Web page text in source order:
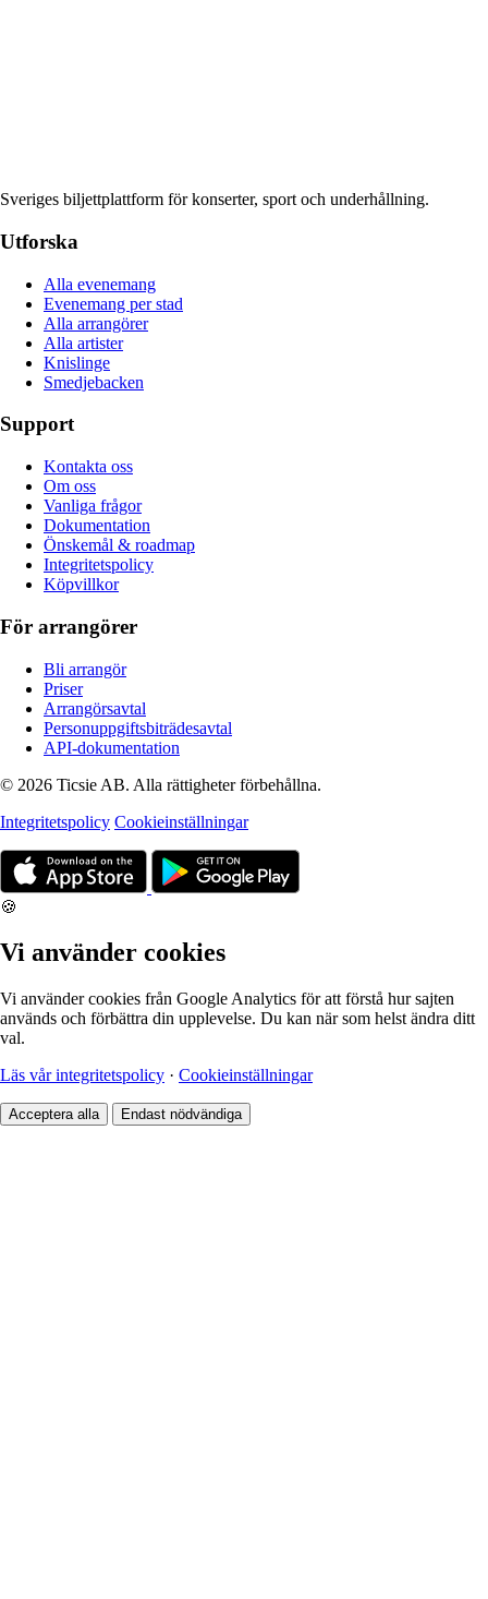
Sveriges biljettplattform för konserter, sport och underhållning.
Utforska
Alla evenemang
Evenemang per stad
Alla arrangörer
Alla artister
Knislinge
Smedjebacken
Support
Kontakta oss
Om oss
Vanliga frågor
Dokumentation
Önskemål & roadmap
Integritetspolicy
Köpvillkor
För arrangörer
Bli arrangör
Priser
Arrangörsavtal
Personuppgiftsbiträdesavtal
API-dokumentation
© 2026 Ticsie AB. Alla rättigheter förbehållna.
Integritetspolicy Cookieinställningar
🍪
Vi använder cookies
Vi använder cookies från Google Analytics för att förstå hur sajten
används och förbättra din upplevelse. Du kan när som helst ändra ditt
val.
Läs vår integritetspolicy · Cookieinställningar
Acceptera alla Endast nödvändiga